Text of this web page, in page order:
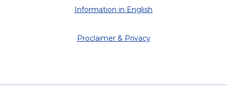
Information in English
Proclaimer & Privacy